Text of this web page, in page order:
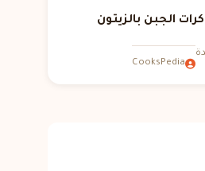
الجبن بالزيتون
CooksPedia